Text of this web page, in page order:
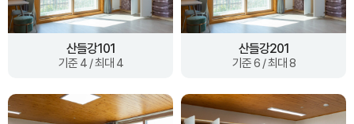
산들강101
기준 4 / 최대 4
산들강201
기준 6 / 최대 8